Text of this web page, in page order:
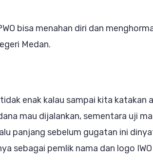
bisa menahan diri dan
Medan.
enak kalau sampai kita katakan
mau dijalankan, sementara uji
panjang sebelum gugatan ini
sebagai pemlik nama dan logo